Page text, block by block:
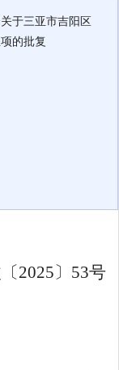
于三亚市吉阳区
的批复
〔2025〕 53号